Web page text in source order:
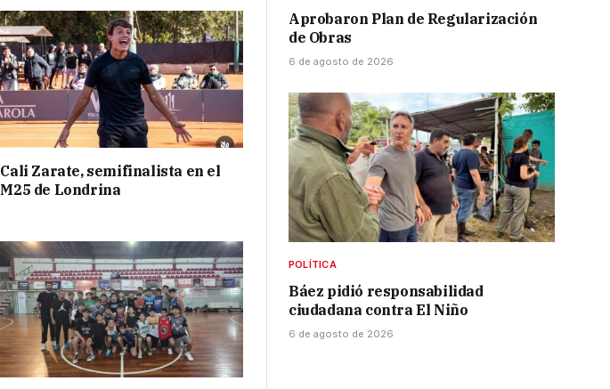
Cali Zarate, semifinalista en el
M25 de Londrina
Aprobaron Plan de Regularización
de Obras
6 de agosto de 2026
POLÍTICA
Báez pidió responsabilidad
ciudadana contra El Niño
6 de agosto de 2026